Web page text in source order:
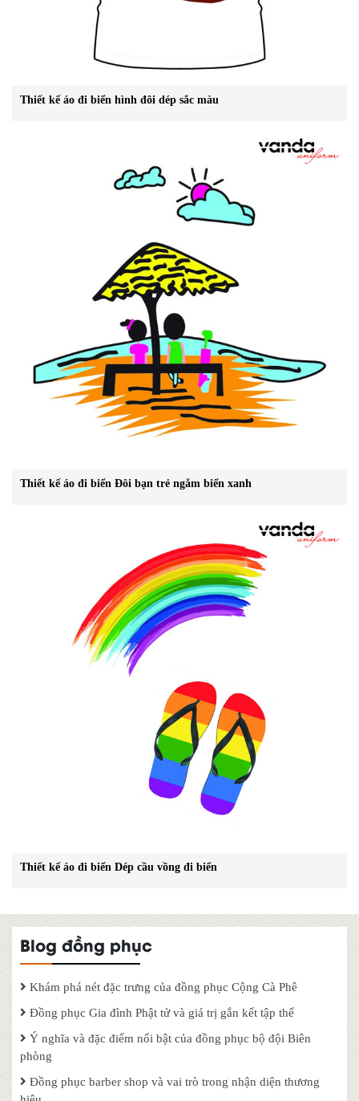
Thiết kế áo đi biển hình đôi dép sắc màu
Thiết kế áo đi biển Đôi bạn trẻ ngắm biển xanh
Thiết kế áo đi biển Dép cầu vồng đi biển
Blog đồng phục
Khám phá nét đặc trưng của đồng phục Cộng Cà Phê
Đồng phục Gia đình Phật tử và giá trị gắn kết tập thể
Ý nghĩa và đặc điểm nổi bật của đồng phục bộ đội Biên
phòng
Đồng phục barber shop và vai trò trong nhận diện thương